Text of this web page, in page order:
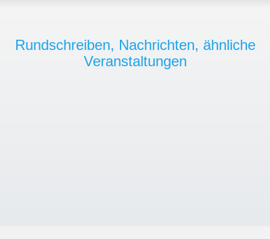
Rundschreiben, Nachrichten, ähnliche
Veranstaltungen